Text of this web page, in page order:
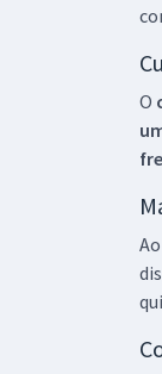
O